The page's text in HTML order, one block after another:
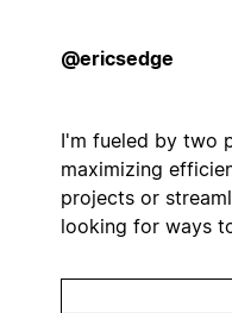
@ericsedge
I'm fueled by two
maximizing
projects or
looking for ways